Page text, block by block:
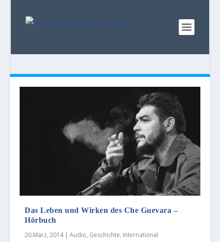
Das Leben und Wirken des Che Guevara –
Hörbuch
20.März, 2014|Audio, Geschichte, International